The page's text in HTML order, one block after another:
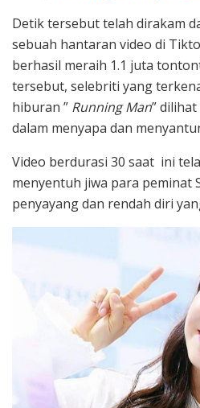
Detik tersebut telah dirakam
sebuah hantaran video di
berhasil meraih 1.1 juta
tersebut, selebriti yang
hiburan ” Running Man”
dalam menyapa dan
Video berdurasi 30 saat ini
menyentuh jiwa para peminat
penyayang dan rendah diri